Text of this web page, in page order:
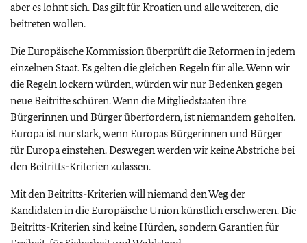
aber es lohnt sich. Das gilt für Kroatien und alle weiteren, die
beitreten wollen.
Die Europäische Kommission überprüft die Reformen in jedem
einzelnen Staat. Es gelten die gleichen Regeln für alle. Wenn wir
die Regeln lockern würden, würden wir nurBedenken gegen
neue Beitritte schüren. Wenn die Mitgliedstaaten ihre
Bürgerinnen und Bürger überfordern, ist niemandem geholfen.
Europa ist nur stark, wenn Europas Bürgerinnen und Bürger
für Europa einstehen. Deswegen werden wir keine Abstriche bei
den Beitritts-Kriterien zulassen.
Mit denBeitritts-Kriterien will niemand den Weg der
Kandidaten in die Europäische Union künstlich erschweren. Die
Beitritts-Kriterien sind keine Hürden, sondern Garantien für